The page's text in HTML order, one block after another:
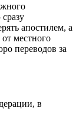
апостилем, а
местного
переводов за
в